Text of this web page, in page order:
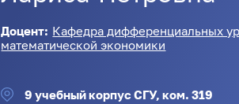
Доцент: Кафедра дифференциальных
математической экономики
9 учебный корпус СГУ, ком. 319